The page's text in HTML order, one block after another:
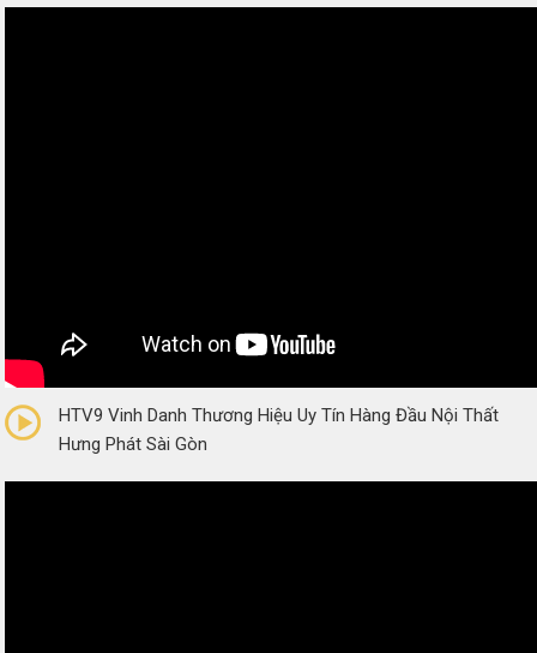
(0 Reviews)
HTV9 Vinh Danh Thương Hiệu Uy Tín Hàng Đầu Nội Thất
Hưng Phát Sài Gòn